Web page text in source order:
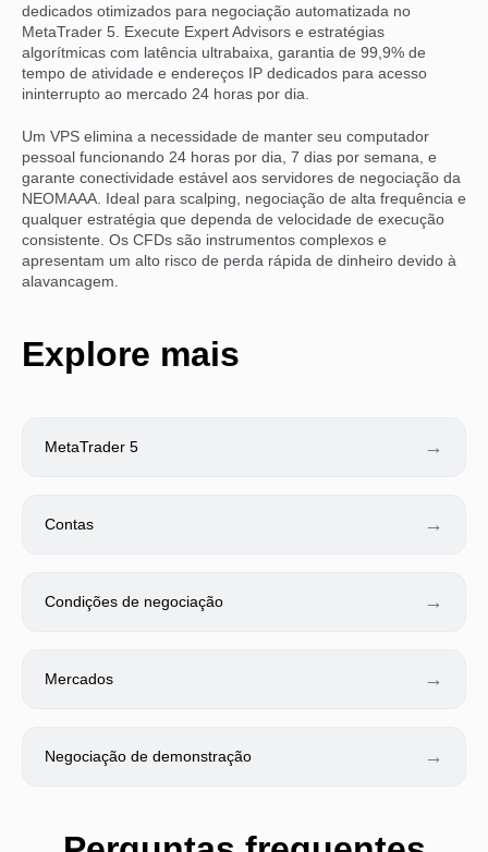
dedicados otimizados para negociação automatizada no
MetaTrader 5. Execute Expert Advisors e estratégias
algorítmicas com latência ultrabaixa, garantia de 99,9% de
tempo de atividade e endereços IP dedicados para acesso
ininterrupto ao mercado 24 horas por dia.
Um VPS elimina a necessidade de manter seu computador
pessoal funcionando 24 horas por dia, 7 dias por semana, e
garante conectividade estável aos servidores de negociação da
NEOMAAA. Ideal para scalping, negociação de alta frequência e
qualquer estratégia que dependa de velocidade de execução
consistente. Os CFDs são instrumentos complexos e
apresentam um alto risco de perda rápida de dinheiro devido à
alavancagem.
Explore mais
MetaTrader 5 →
Contas →
Condições de negociação →
Mercados →
Negociação de demonstração →